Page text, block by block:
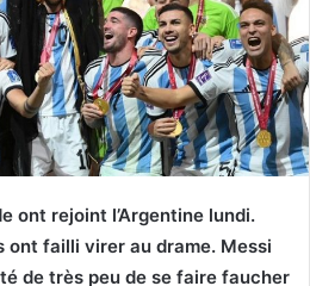
ont rejoint l’Argentine lundi.
failli virer au drame. Messi
de très peu de se faire faucher